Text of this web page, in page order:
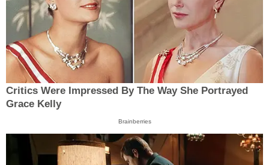
Critics Were Impressed By The Way She Portrayed
Grace Kelly
Brainberries